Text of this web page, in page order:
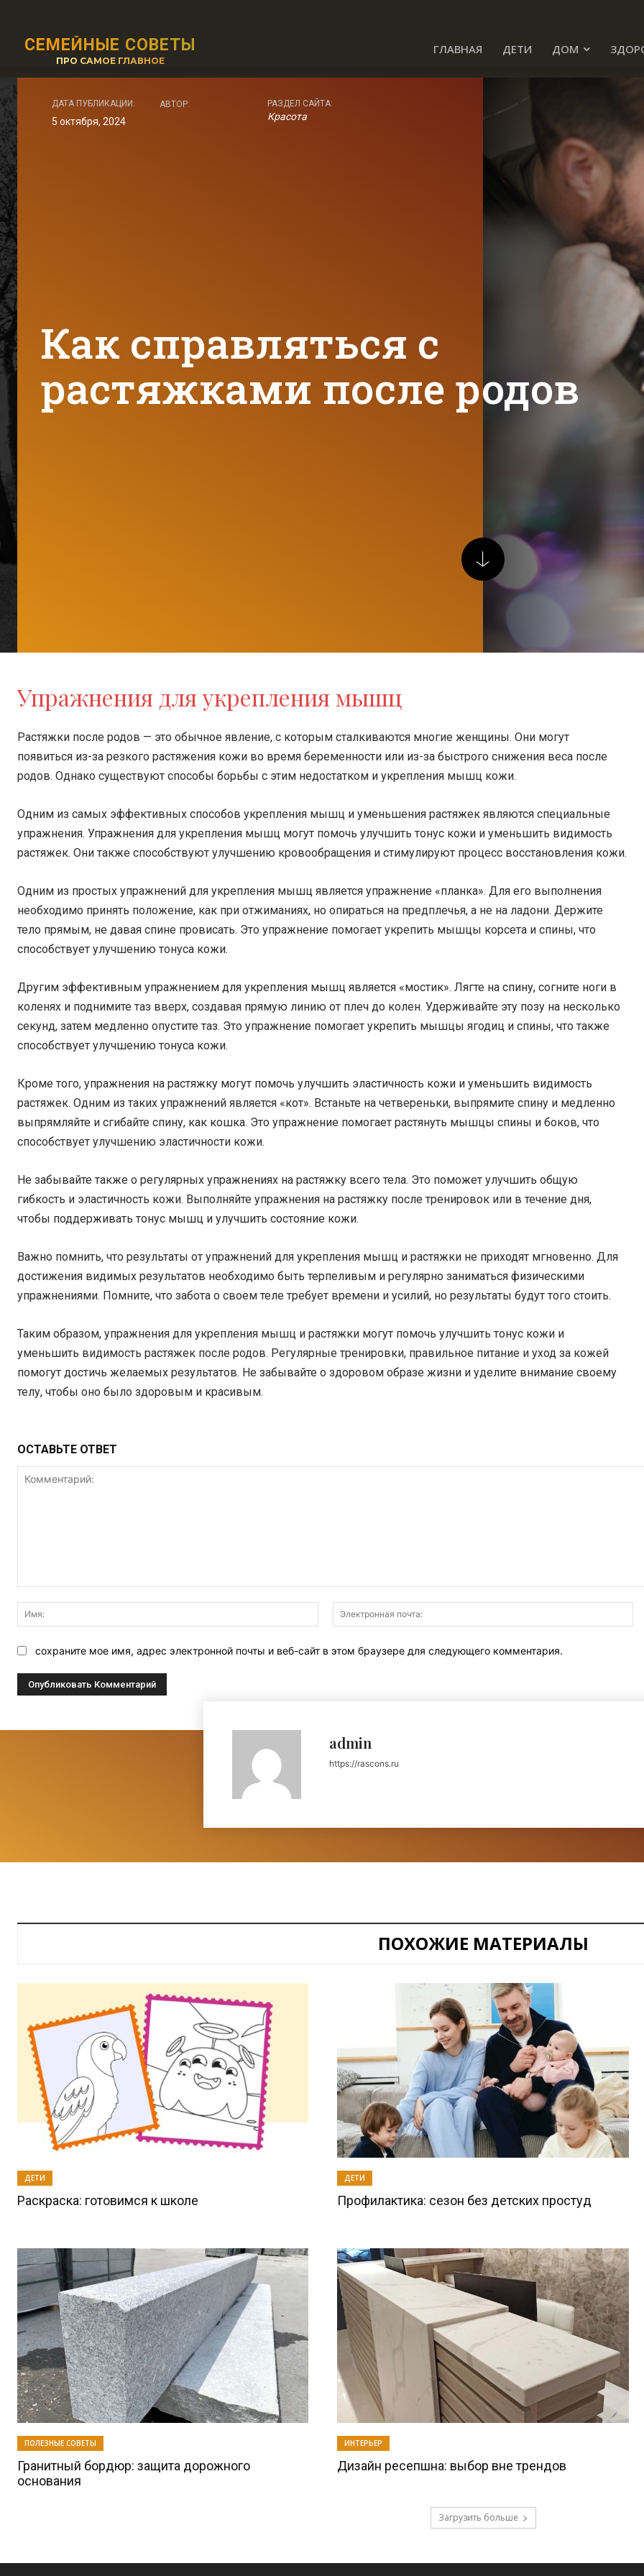
СЕМЕЙНЫЕ СОВЕТЫ
ПРО САМОЕ ГЛАВНОЕ
ГЛАВНАЯ ДЕТИ ДОМ
Как справляться с
растяжками после родов
ДАТА ПУБЛИКАЦИИ:
5 октября, 2024
АВТОР: РАЗДЕЛ САЙТА:
Красота
Упражнения для укрепления мышц
Растяжки после родов — это обычное явление, с которым сталкиваются многие женщины. Они могут
появиться из-за резкого растяжения кожи во время беременности или из-за быстрого снижения веса после
родов. Однако существуют способы борьбы с этим недостатком и укрепления мышц кожи.
Одним из самых эффективных способов укрепления мышц и уменьшения растяжек являются специальные
упражнения. Упражнения для укрепления мышц могут помочь улучшить тонус кожи и уменьшить видимость
растяжек. Они также способствуют улучшению кровообращения и стимулируют процесс восстановления кожи.
Одним из простых упражнений для укрепления мышц является упражнение «планка». Для его выполнения
необходимо принять положение, как при отжиманиях, но опираться на предплечья, а не на ладони. Держите
тело прямым, не давая спине провисать. Это упражнение помогает укрепить мышцы корсета и спины, что
способствует улучшению тонуса кожи.
Другим эффективным упражнением для укрепления мышц является «мостик». Лягте на спину, согните ноги в
коленях и поднимите таз вверх, создавая прямую линию от плеч до колен. Удерживайте эту позу на несколько
секунд, затем медленно опустите таз. Это упражнение помогает укрепить мышцы ягодиц и спины, что также
способствует улучшению тонуса кожи.
Кроме того, упражнения на растяжку могут помочь улучшить эластичность кожи и уменьшить видимость
растяжек. Одним из таких упражнений является «кот». Встаньте на четвереньки, выпрямите спину и медленно
выпрямляйте и сгибайте спину, как кошка. Это упражнение помогает растянуть мышцы спины и боков, что
способствует улучшению эластичности кожи.
Не забывайте также о регулярных упражнениях на растяжку всего тела. Это поможет улучшить общую
гибкость и эластичность кожи. Выполняйте упражнения на растяжку после тренировок или в течение дня,
чтобы поддерживать тонус мышц и улучшить состояние кожи.
Важно помнить, что результаты от упражнений для укрепления мышц и растяжки не приходят мгновенно. Для
достижения видимых результатов необходимо быть терпеливым и регулярно заниматься физическими
упражнениями. Помните, что забота о своем теле требует времени и усилий, но результаты будут того стоить.
Таким образом, упражнения для укрепления мышц и растяжки могут помочь улучшить тонус кожи и
уменьшить видимость растяжек после родов. Регулярные тренировки, правильное питание и уход за кожей
помогут достичь желаемых результатов. Не забывайте о здоровом образе жизни и уделите внимание своему
телу, чтобы оно было здоровым и красивым.
ОСТАВЬТЕ ОТВЕТ
Имя:
сохраните мое имя, адрес электронной почты и веб-сайт в этом браузере для следующего комментария.
admin
https://rascons.ru
ПОХОЖИЕ МАТЕРИАЛЫ
ДЕТИ
Раскраска: готовимся к школе
ДЕТИ
Профилактика: сезон без детских простуд
ПОЛЕЗНЫЕ СОВЕТЫ
Гранитный бордюр: защита дорожного
основания
ИНТЕРЬЕР
Дизайн ресепшна: выбор вне трендов
Загрузить больше